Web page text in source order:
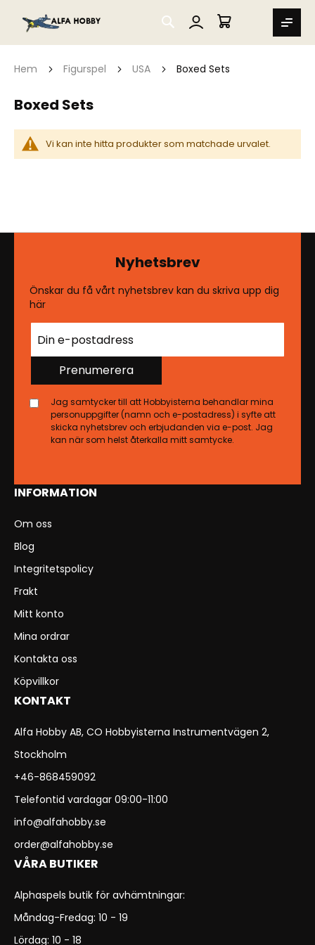
SEARCH
MIN VARUKORG
Hem Figurspel USA Boxed Sets
Boxed Sets
Vi kan inte hitta produkter som matchade urvalet.
INFORMATION
Om oss
Blog
Integritetspolicy
Frakt
Mitt konto
Mina ordrar
Kontakta oss
Köpvillkor
KONTAKT
Alfa Hobby AB, CO Hobbyisterna Instrumentvägen 2,
Stockholm
+46-868459092
Telefontid vardagar 09:00-11:00
info@alfahobby.se
order@alfahobby.se
VÅRA BUTIKER
Alphaspels butik för avhämtningar:
Måndag-Fredag: 10 - 19
Lördag: 10 - 18
Nyhetsbrev
Önskar du få vårt nyhetsbrev kan du skriva upp dig
här
Prenumerera
Jag samtycker till att Hobbyisterna behandlar mina
personuppgifter (namn och e-postadress) i syfte att
skicka nyhetsbrev och erbjudanden via e-post. Jag
kan när som helst återkalla mitt samtycke.